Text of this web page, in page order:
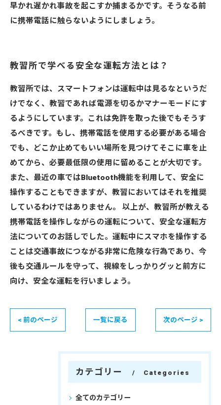
早かれ遅かれ事故を起こすか捕まるかです。そうなる前
に携帯電話に触らないようにしましょう。
教習所で学べる安全な運転方法とは？
教習所では、スマートフォンは運転中は見るなというだ
けでなく、教習であれば電源を切るかマナーモードにす
るようにしています。これは免許を取った後でもそうす
るべきです。もし、携帯電話を使用する必要がある場合
でも、どこか止めてもいい場所を見つけてそこに車を止
めてから、必要最低限の使用に留めることが大切です。
また、最近の車ではBluetooth機能を利用して、安全に
操作することもできますが、教習においてはそれを推奨
しているわけではありません。 以上が、教習所が教える
携帯電話を操作しながらの運転について、安全な運転方
法についてのお話しでした。運転中にスマホを操作する
ことは交通事故につながる非常に危険な行為であり、今
後も交通ルールを守って、視線をしっかりグッと前方に
向け、安全な運転を行いましょう。
< 前のページ 一覧に戻る 次のページ >
カテゴリー Categories
全てのカテゴリー